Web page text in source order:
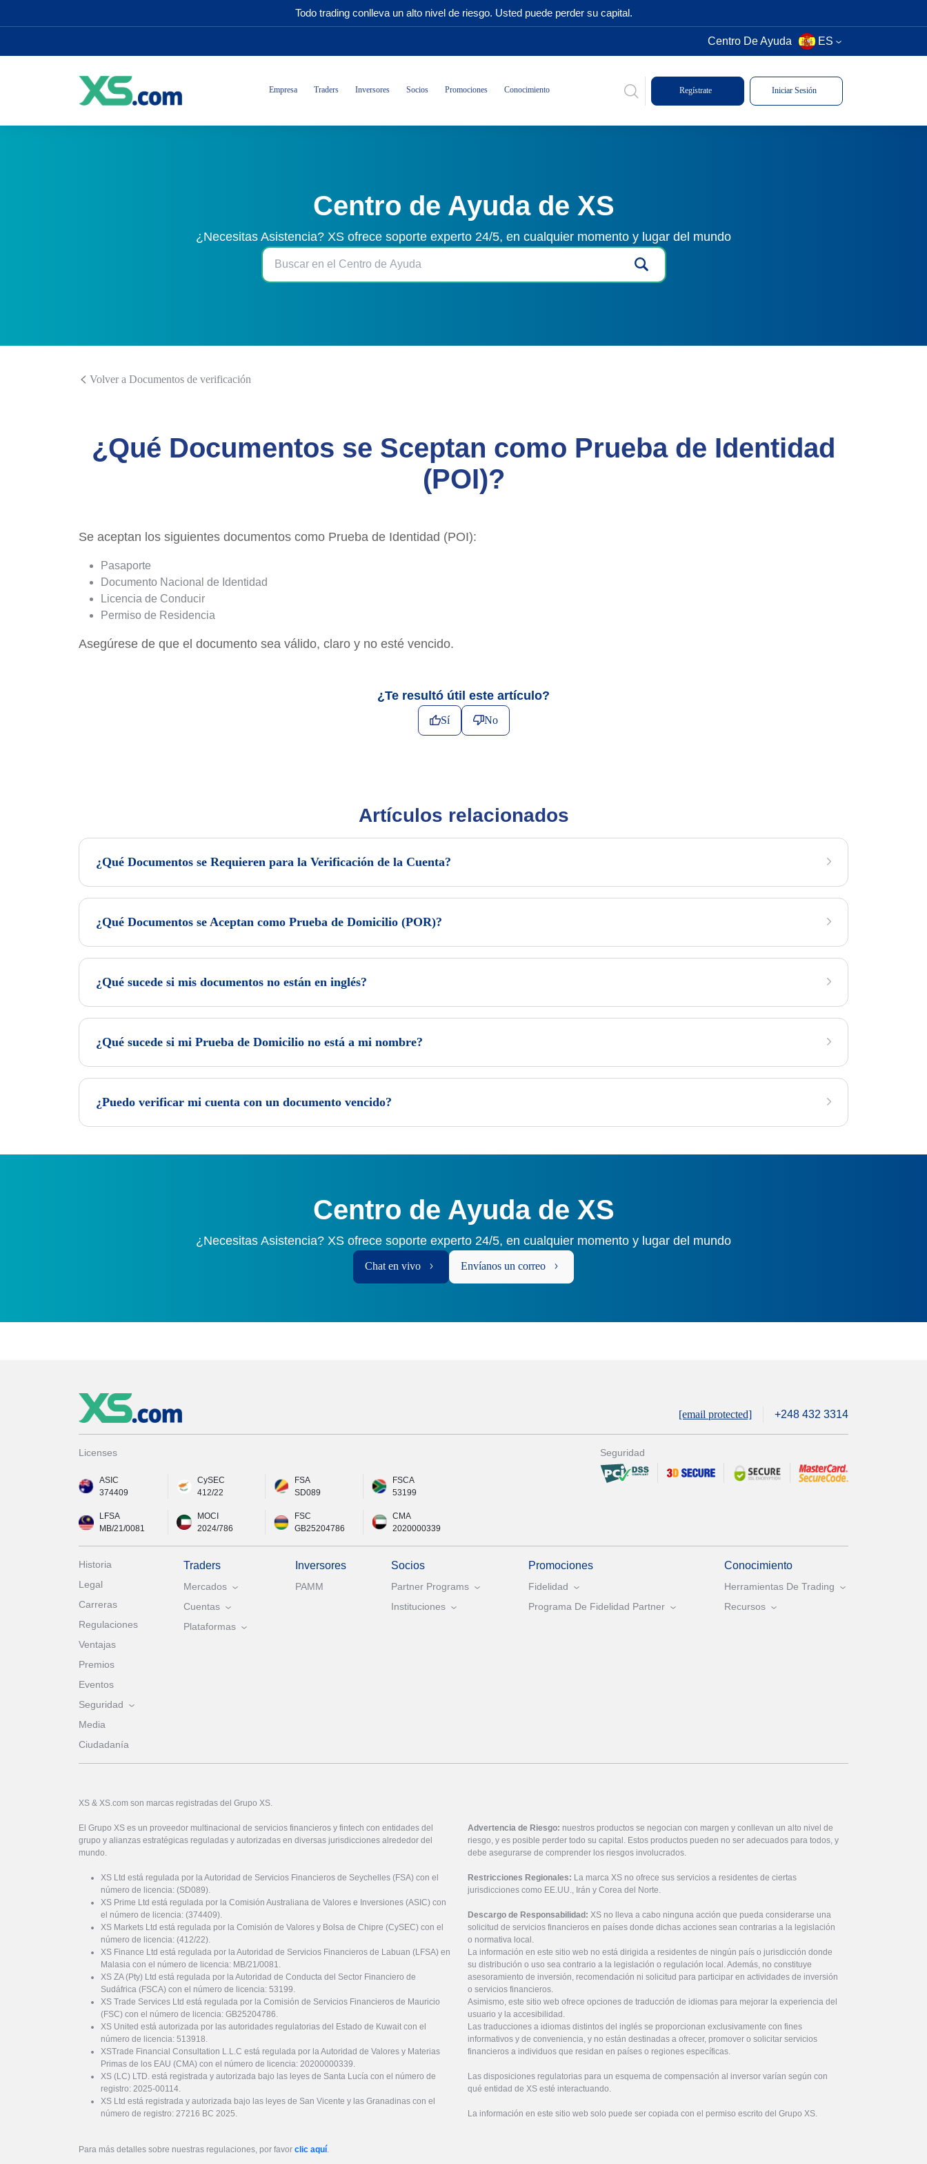
Todo trading conlleva un alto nivel de riesgo. Usted puede perder su capital.
Centro De Ayuda ES
Empresa Traders Inversores Socios Promociones Conocimiento Regístrate Iniciar Sesión
Centro de Ayuda de XS
¿Necesitas Asistencia? XS ofrece soporte experto 24/5, en cualquier momento y lugar del mundo
Volver a Documentos de verificación
¿Qué Documentos se Sceptan como Prueba de Identidad
(POI)?
Se aceptan los siguientes documentos como Prueba de Identidad (POI):
Pasaporte
Documento Nacional de Identidad
Licencia de Conducir
Permiso de Residencia
Asegúrese de que el documento sea válido, claro y no esté vencido.
¿Te resultó útil este artículo?
Sí No
Artículos relacionados
¿Qué Documentos se Requieren para la Verificación de la Cuenta?
¿Qué Documentos se Aceptan como Prueba de Domicilio (POR)?
¿Qué sucede si mis documentos no están en inglés?
¿Qué sucede si mi Prueba de Domicilio no está a mi nombre?
¿Puedo verificar mi cuenta con un documento vencido?
Centro de Ayuda de XS
¿Necesitas Asistencia? XS ofrece soporte experto 24/5, en cualquier momento y lugar del mundo
Chat en vivo Envíanos un correo
[email protected] +248 432 3314
Licenses
ASIC
374409
CySEC
412/22
FSA
SD089
FSCA
53199
LFSA
MB/21/0081
MOCI
2024/786
FSC
GB25204786
CMA
2020000339
Seguridad
Historia
Legal
Carreras
Regulaciones
Ventajas
Premios
Eventos
Seguridad
Media
Ciudadanía
Traders
Mercados
Cuentas
Plataformas
Inversores
PAMM
Socios
Partner Programs
Instituciones
Promociones
Fidelidad
Programa De Fidelidad Partner
Conocimiento
Herramientas De Trading
Recursos
XS & XS.com son marcas registradas del Grupo XS.
El Grupo XS es un proveedor multinacional de servicios financieros y fintech con entidades del
grupo y alianzas estratégicas reguladas y autorizadas en diversas jurisdicciones alrededor del
mundo.
XS Ltd está regulada por la Autoridad de Servicios Financieros de Seychelles (FSA) con el
número de licencia: (SD089).
XS Prime Ltd está regulada por la Comisión Australiana de Valores e Inversiones (ASIC) con
el número de licencia: (374409).
XS Markets Ltd está regulada por la Comisión de Valores y Bolsa de Chipre (CySEC) con el
número de licencia: (412/22).
XS Finance Ltd está regulada por la Autoridad de Servicios Financieros de Labuan (LFSA) en
Malasia con el número de licencia: MB/21/0081.
XS ZA (Pty) Ltd está regulada por la Autoridad de Conducta del Sector Financiero de
Sudáfrica (FSCA) con el número de licencia: 53199.
XS Trade Services Ltd está regulada por la Comisión de Servicios Financieros de Mauricio
(FSC) con el número de licencia: GB25204786.
XS United está autorizada por las autoridades regulatorias del Estado de Kuwait con el
número de licencia: 513918.
XSTrade Financial Consultation L.L.C está regulada por la Autoridad de Valores y Materias
Primas de los EAU (CMA) con el número de licencia: 20200000339.
XS (LC) LTD. está registrada y autorizada bajo las leyes de Santa Lucía con el número de
registro: 2025-00114.
XS Ltd está registrada y autorizada bajo las leyes de San Vicente y las Granadinas con el
número de registro: 27216 BC 2025.
Para más detalles sobre nuestras regulaciones, por favor clic aquí.
Advertencia de Riesgo: nuestros productos se negocian con margen y conllevan un alto nivel de
riesgo, y es posible perder todo su capital. Estos productos pueden no ser adecuados para todos, y
debe asegurarse de comprender los riesgos involucrados.
Restricciones Regionales: La marca XS no ofrece sus servicios a residentes de ciertas
jurisdicciones como EE.UU., Irán y Corea del Norte.
Descargo de Responsabilidad: XS no lleva a cabo ninguna acción que pueda considerarse una
solicitud de servicios financieros en países donde dichas acciones sean contrarias a la legislación
o normativa local.
La información en este sitio web no está dirigida a residentes de ningún país o jurisdicción donde
su distribución o uso sea contrario a la legislación o regulación local. Además, no constituye
asesoramiento de inversión, recomendación ni solicitud para participar en actividades de inversión
o servicios financieros.
Asimismo, este sitio web ofrece opciones de traducción de idiomas para mejorar la experiencia del
usuario y la accesibilidad.
Las traducciones a idiomas distintos del inglés se proporcionan exclusivamente con fines
informativos y de conveniencia, y no están destinadas a ofrecer, promover o solicitar servicios
financieros a individuos que residan en países o regiones específicas.
Las disposiciones regulatorias para un esquema de compensación al inversor varían según con
qué entidad de XS esté interactuando.
La información en este sitio web solo puede ser copiada con el permiso escrito del Grupo XS.